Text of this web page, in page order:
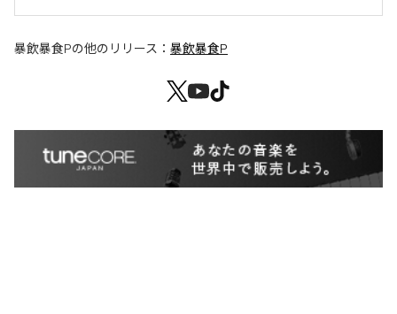
暴飲暴食Pの他のリリース： 暴飲暴食P